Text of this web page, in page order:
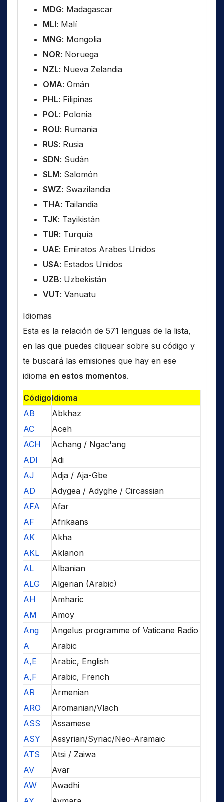
MDG: Madagascar
MLI: Malí
MNG: Mongolia
NOR: Noruega
NZL: Nueva Zelandia
OMA: Omán
PHL: Filipinas
POL: Polonia
ROU: Rumania
RUS: Rusia
SDN: Sudán
SLM: Salomón
SWZ: Swazilandia
THA: Tailandia
TJK: Tayikistán
TUR: Turquía
UAE: Emiratos Arabes Unidos
USA: Estados Unidos
UZB: Uzbekistán
VUT: Vanuatu
Idiomas
Esta es la relación de 571 lenguas de la lista,
en las que puedes cliquear sobre su código y
te buscará las emisiones que hay en ese
idioma en estos momentos.
CódigoIdioma
AB
Abkhaz
AC
Aceh
ACH
Achang / Ngac'ang
ADI
Adi
AJ
Adja / Aja-Gbe
AD
Adygea / Adyghe / Circassian
AFA
Afar
AF
Afrikaans
AK
Akha
AKL
Aklanon
AL
Albanian
ALG
Algerian (Arabic)
AH
Amharic
AM
Amoy
Ang
Angelus programme of Vaticane Radio
A
Arabic
A,E
Arabic, English
A,F
Arabic, French
AR
Armenian
ARO
Aromanian/Vlach
ASS
Assamese
ASY
Assyrian/Syriac/Neo-Aramaic
ATS
Atsi / Zaiwa
AV
Avar
AW
Awadhi